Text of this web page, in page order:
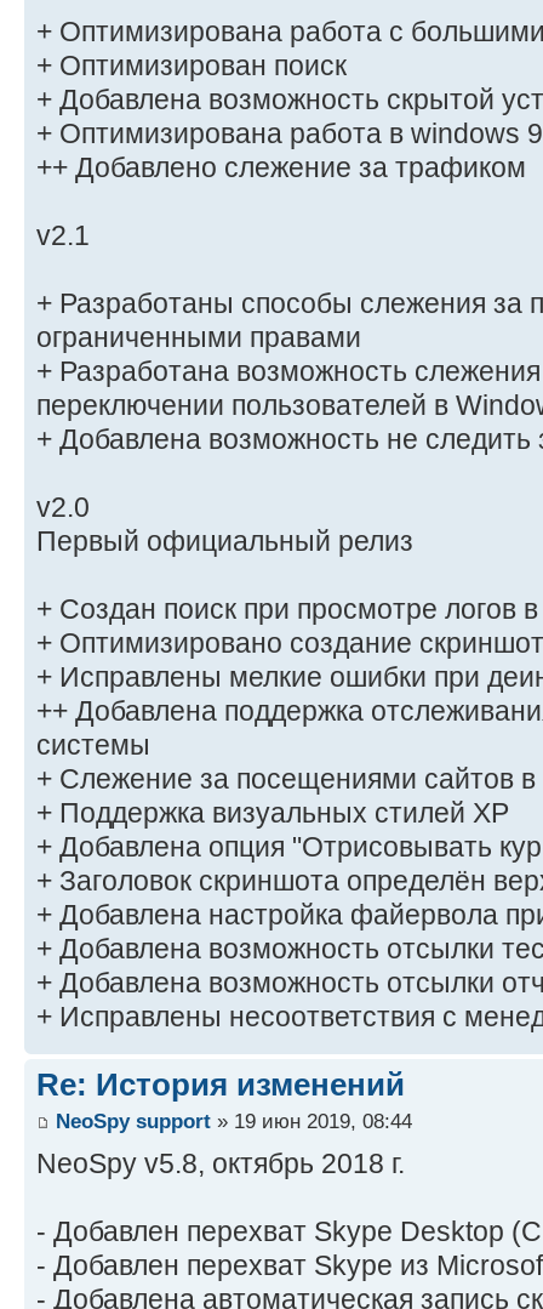
+ Оптимизирована работа с
+ Оптимизирован поиск
+ Добавлена возможность скрытой
+ Оптимизирована работа в windows
++ Добавлено слежение за трафиком
v2.1
+ Разработаны способы слежения за
ограниченными правами
+ Разработана возможность
переключении пользователей в
+ Добавлена возможность не
v2.0
Первый официальный релиз
+ Создан поиск при просмотре логов
+ Оптимизировано создание
+ Исправлены мелкие ошибки при
++ Добавлена поддержка
системы
+ Слежение за посещениями сайтов
+ Поддержка визуальных стилей XP
+ Добавлена опция "Отрисовывать
+ Заголовок скриншота определён
+ Добавлена настройка файервола
+ Добавлена возможность отсылки
+ Добавлена возможность отсылки
+ Исправлены несоответствия с
Re: История изменений
NeoSpy support » 19 июн 2019, 08:44
NeoSpy v5.8, октябрь 2018 г.
- Добавлен перехват Skype Desktop
- Добавлен перехват Skype из
- Добавлена автоматическая запись